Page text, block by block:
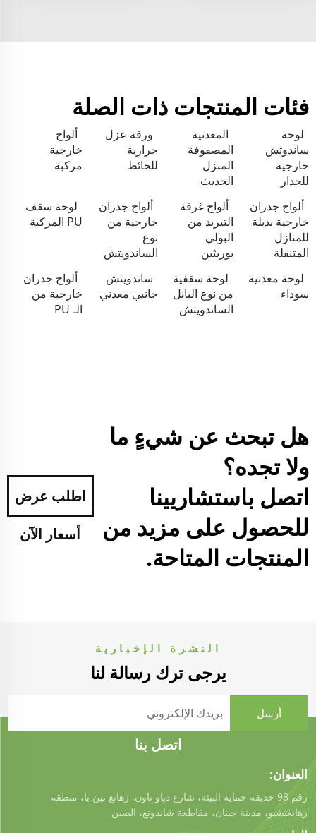
فئات المنتجات ذات الصلة
لوحة
ساندوتش
خارجية
للجدار
المعدنية
المصفوفة
المنزل
الحديث
ورقة عزل
حرارية
للحائط
ألواح
خارجية
مركبة
ألواح جدران
خارجية بديلة
للمنازل
المتنقلة
ألواح غرفة
التبريد من
البولي
يوريثين
ألواح جدران
خارجية من
نوع
الساندويتش
لوحة سقف
PU المركبة
لوحة معدنية
سوداء
لوحة سقفية
من نوع البانل
الساندويتش
ساندويتش
جانبي معدني
ألواح جدران
خارجية من
الـ PU
هل تبحث عن شيءٍ ما
ولا تجده؟
اتصل باستشاريينا
للحصول على مزيد من
المنتجات المتاحة.
اطلب عرض
أسعار الآن
النشرة الإخبارية
يرجى ترك رسالة لنا
اتصل بنا
العنوان:
رقم 98 حديقة حماية البيئة، شارع دياو تاون. زهانغ نين با، منطقة
زهانغتشيو، مدينة جينان، مقاطعة شاندونغ، الصين